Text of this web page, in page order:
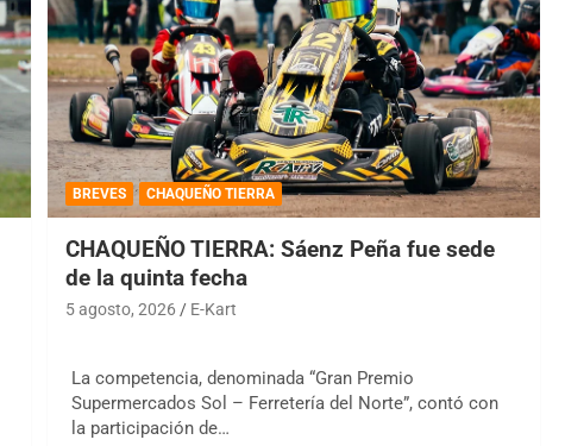
BREVES CHAQUEÑO TIERRA
CHAQUEÑO TIERRA: Sáenz Peña fue sede
de la quinta fecha
5 agosto, 2026 E-Kart
La competencia, denominada “Gran Premio
Supermercados Sol – Ferretería del Norte”, contó con
la participación de…